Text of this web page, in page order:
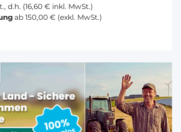
d.h. (16,60 € inkl. MwSt.)
ab 150,00 € (exkl. MwSt.)